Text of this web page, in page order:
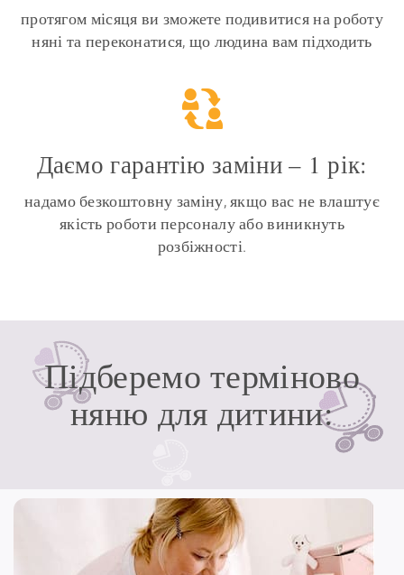
протягом місяця ви зможете подивитися на роботу
няні та переконатися, що людина вам підходить
Даємо гарантію заміни – 1 рік:
надамо безкоштовну заміну, якщо вас не влаштує
якість роботи персоналу або виникнуть
розбіжності.
Підберемо терміново
няню для дитини: